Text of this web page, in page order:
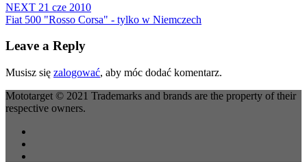
NEXT 21 cze 2010
Fiat 500 "Rosso Corsa" - tylko w Niemczech
Leave a Reply
Musisz się zalogować, aby móc dodać komentarz.
Mototarget © 2021 Trademarks and brands are the property of their
respective owners.